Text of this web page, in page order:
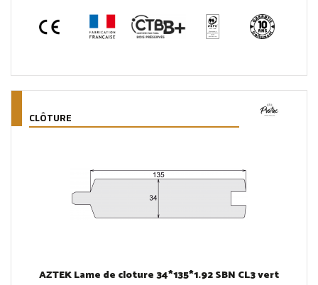
CLÔTURE
AZTEK Lame de cloture 34*135*1.92 SBN CL3 vert